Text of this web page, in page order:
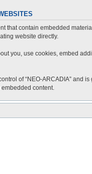
that contain embedded
website directly.
you, use cookies, embed
of “NEO-ARCADIA”
content.